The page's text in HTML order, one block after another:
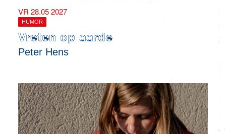
VR 28.05 2027
HUMOR
Vreten op aarde
Peter Hens